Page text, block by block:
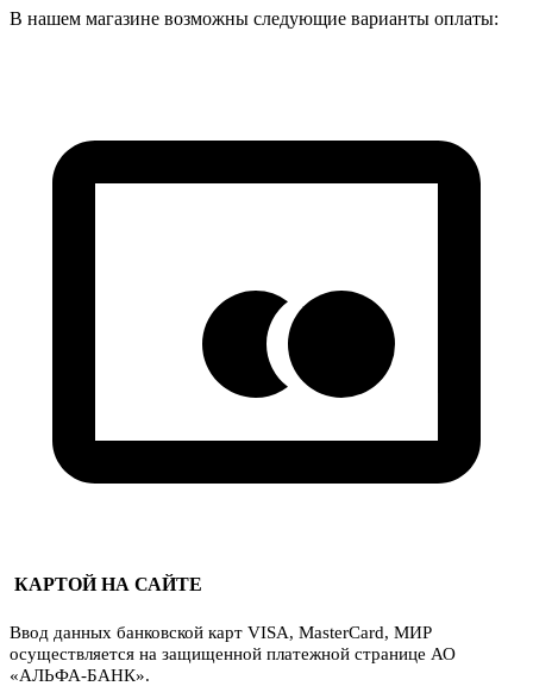
В нашем магазине возможны следующие варианты оплаты:
КАРТОЙ НА САЙТЕ
Ввод данных банковской карт VISA, MasterCard, МИР
осуществляется на защищенной платежной странице АО
«АЛЬФА-БАНК».